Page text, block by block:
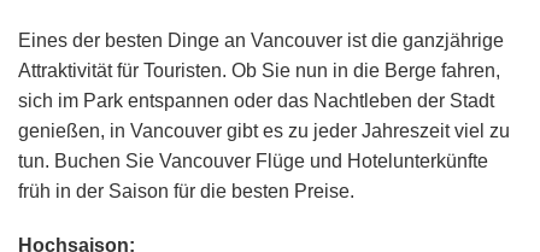
Eines der besten Dinge an Vancouver ist die ganzjährige
Attraktivität für Touristen. Ob Sie nun in die Berge fahren,
sich im Park entspannen oder das Nachtleben der Stadt
genießen, in Vancouver gibt es zu jeder Jahreszeit viel zu
tun. Buchen Sie Vancouver Flüge und Hotelunterkünfte
früh in der Saison für die besten Preise.
Hochsaison: